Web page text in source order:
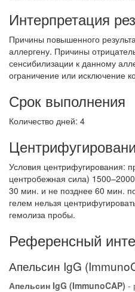
Интерпретация
Причины повышенного
аллергену. Причины
сенсибилизации к данному
ограничение или исключение
Срок выполнения
Количество дней: 4
Условия центрифугирования:
центробежная сила)
30 мин. и не позднее 60 мин.
гелем нельзя
гемолиза пробы.
Референсный
Апельсин IgG
Апельсин IgG (ImmunoCAP) -